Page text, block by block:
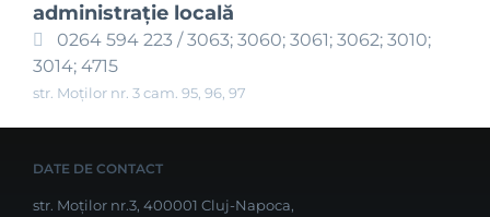
administraţie locală
0264 594 223 / 3063; 3060; 3061; 3062; 3010;
3014; 4715
str. Moților nr. 3 cam. 95, 96, 97
DATE DE CONTACT
str. Moților nr.3, 400001 Cluj-Napoca,